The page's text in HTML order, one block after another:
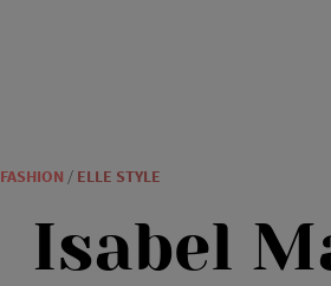
FASHION / ELLE STYLE
Isabel